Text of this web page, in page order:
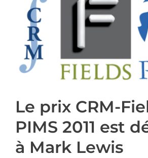
PRIX ET DISTINCTIONS
Recherche
Répertoire
Abonnement à l’infolettre
Le prix CRM-
PIMS 2011 est
à Mark Lewis